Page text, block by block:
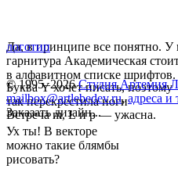
Да, в принципе все понятно. У
гарнитура Академическая
в алфавитном списке шрифтов.
Буква Y хочет писать, поэтому
так перекрестила ноги
Встреча m, L и p — ужасна.
Ух ты! В векторе
можно такие блямбы
рисовать?
логотип
© 1995–2026 Студия Артемия
mailbox@artlebedev.ru, адреса и
Заказать дизайн...